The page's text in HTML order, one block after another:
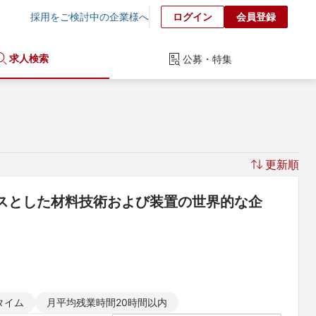
採用をご検討中の企業様へ ログイン 会員登録
求人検索 公募・特集
更新順
した材料技術および装置の世界的な企
イム 月平均残業時間20時間以内